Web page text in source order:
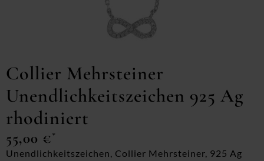
Collier Mehrsteiner
Unendlichkeitszeichen 925 Ag
rhodiniert
55,00 €*
Unendlichkeitszeichen, Collier Mehrsteiner, 925 Ag